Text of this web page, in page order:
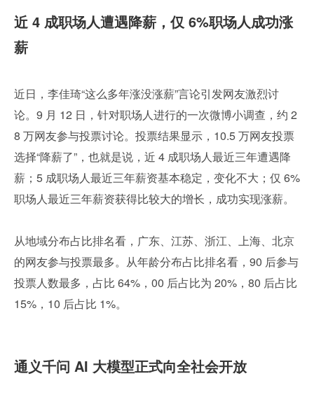
近 4 成职场人遭遇降薪，仅 6%职场人成功涨
薪
近日，李佳琦“这么多年涨没涨薪”言论引发网友激烈讨
论。9 月 12 日，针对职场人进行的一次微博小调查，约 2
8 万网友参与投票讨论。投票结果显示，10.5 万网友投票
选择“降薪了”，也就是说，近 4 成职场人最近三年遭遇降
薪；5 成职场人最近三年薪资基本稳定，变化不大；仅 6%
职场人最近三年薪资获得比较大的增长，成功实现涨薪。
从地域分布占比排名看，广东、江苏、浙江、上海、北京
的网友参与投票最多。从年龄分布占比排名看，90 后参与
投票人数最多，占比 64%，00 后占比为 20%，80 后占比
15%，10 后占比 1%。
通义千问 AI 大模型正式向全社会开放